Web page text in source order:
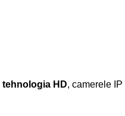
tehnologia HD, camerele IP